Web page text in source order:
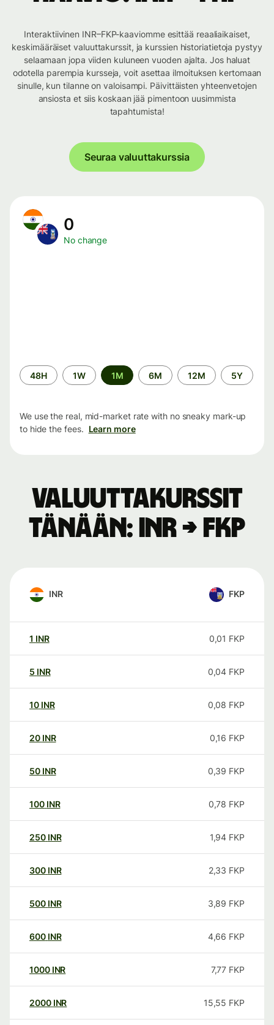
Interaktiivinen INR–FKP-kaaviomme esittää reaaliaikaiset,
keskimääräiset valuuttakurssit, ja kurssien historiatietoja pystyy
selaamaan jopa viiden kuluneen vuoden ajalta. Jos haluat
odotella parempia kursseja, voit asettaa ilmoituksen kertomaan
sinulle, kun tilanne on valoisampi. Päivittäisten yhteenvetojen
ansiosta et siis koskaan jää pimentoon uusimmista
tapahtumista!
Seuraa valuuttakurssia
0
No change
Time
period
48H 1W 1M 6M 12M 5Y
We use the real, mid-market rate with no sneaky mark-up
to hide the fees. Learn more
Valuuttakurssit
tänään: INR → FKP
INR FKP
1 INR 0,01 FKP
5 INR 0,04 FKP
10 INR 0,08 FKP
20 INR 0,16 FKP
50 INR 0,39 FKP
100 INR 0,78 FKP
250 INR 1,94 FKP
300 INR 2,33 FKP
500 INR 3,89 FKP
600 INR 4,66 FKP
1000 INR 7,77 FKP
2000 INR 15,55 FKP